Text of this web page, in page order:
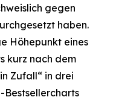
gegen
haben.
Höhepunkt eines
kurz nach dem
Zufall“ in drei
Bestsellercharts